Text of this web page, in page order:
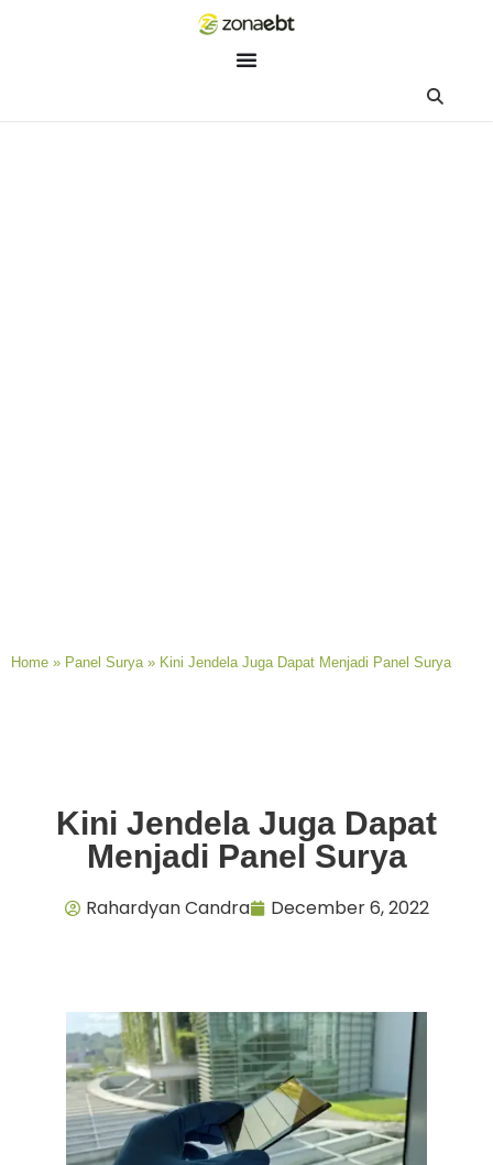
Home » Panel Surya » Kini Jendela Juga Dapat Menjadi Panel Surya
Kini Jendela Juga Dapat
Menjadi Panel Surya
Rahardyan Candra December 6, 2022